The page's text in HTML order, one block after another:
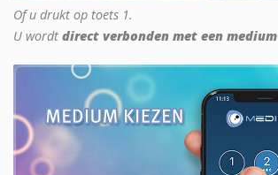
Of u drukt op toets 1.
U wordt direct verbonden met een medium